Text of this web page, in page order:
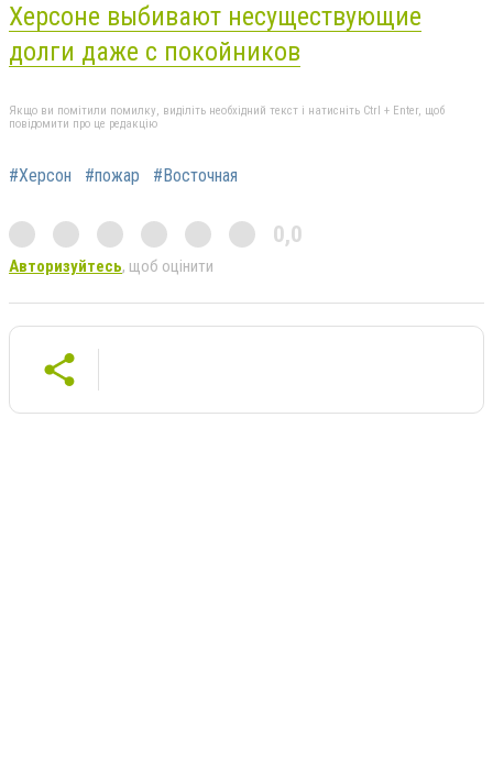
Херсоне выбивают несуществующие
долги даже с покойников
Якщо ви помітили помилку, виділіть необхідний текст і натисніть Ctrl + Enter, щоб
повідомити про це редакцію
#Херсон #пожар #Восточная
0,0
Авторизуйтесь, щоб оцінити